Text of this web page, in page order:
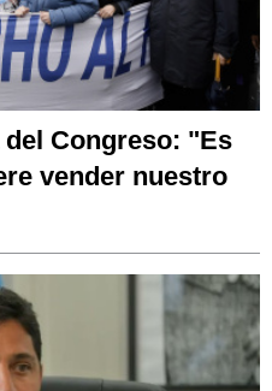
Congreso: "Es
vender nuestro